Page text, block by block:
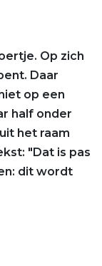
Op zich
Daar
op een
half onder
het raam
"Dat is pas
dit wordt